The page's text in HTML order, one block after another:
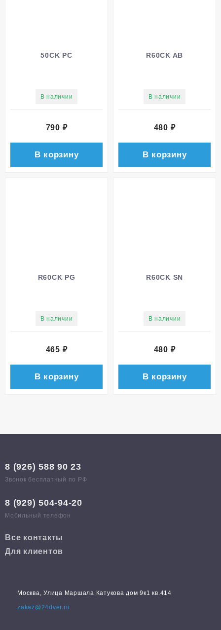
50CK PC
В наличии
790 ₽
В корзину
R60CK AB
В наличии
480 ₽
В корзину
R60CK PG
В наличии
465 ₽
В корзину
R60CK SN
В наличии
480 ₽
В корзину
8 (926) 588 90 23
Звонок бесплатный по РФ
8 (929) 504-94-20
Мобильный телефон
Все контакты
Для клиентов
Москва, Улица Маршала Катукова дом 9к1 кв.414
zakaz@24dver.ru